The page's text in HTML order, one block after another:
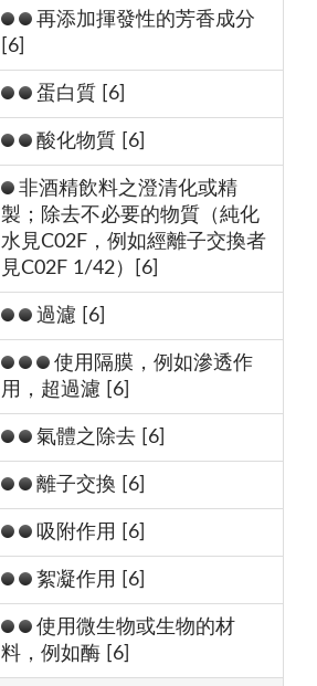
再添加揮發性的芳香成分
[6]
蛋白質 [6]
酸化物質 [6]
非酒精飲料之澄清化或精
製；除去不必要的物質（純化
水見C02F，例如經離子交換者
見C02F 1/42）[6]
過濾 [6]
使用隔膜，例如滲透作
用，超過濾 [6]
氣體之除去 [6]
離子交換 [6]
吸附作用 [6]
絮凝作用 [6]
使用微生物或生物的材
料，例如酶 [6]